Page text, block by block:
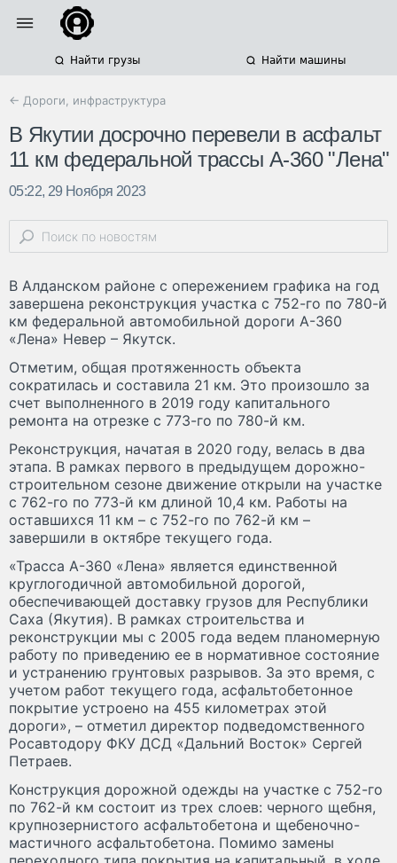
Найти грузы Найти машины
← Дороги, инфраструктура
В Якутии досрочно перевели в асфальт
11 км федеральной трассы А-360 "Лена"
05:22, 29 Ноября 2023
В Алданском районе с опережением графика на год
завершена реконструкция участка с 752-го по 780-й
км федеральной автомобильной дороги А-360
«Лена» Невер – Якутск.
Отметим, общая протяженность объекта
сократилась и составила 21 км. Это произошло за
счет выполненного в 2019 году капитального
ремонта на отрезке с 773-го по 780-й км.
Реконструкция, начатая в 2020 году, велась в два
этапа. В рамках первого в предыдущем дорожно-
строительном сезоне движение открыли на участке
с 762-го по 773-й км длиной 10,4 км. Работы на
оставшихся 11 км – с 752-го по 762-й км –
завершили в октябре текущего года.
«Трасса А-360 «Лена» является единственной
круглогодичной автомобильной дорогой,
обеспечивающей доставку грузов для Республики
Саха (Якутия). В рамках строительства и
реконструкции мы с 2005 года ведем планомерную
работу по приведению ее в нормативное состояние
и устранению грунтовых разрывов. За это время, с
учетом работ текущего года, асфальтобетонное
покрытие устроено на 455 километрах этой
дороги», – отметил директор подведомственного
Росавтодору ФКУ ДСД «Дальний Восток» Сергей
Петраев.
Конструкция дорожной одежды на участке с 752-го
по 762-й км состоит из трех слоев: черного щебня,
крупнозернистого асфальтобетона и щебеночно-
мастичного асфальтобетона. Помимо замены